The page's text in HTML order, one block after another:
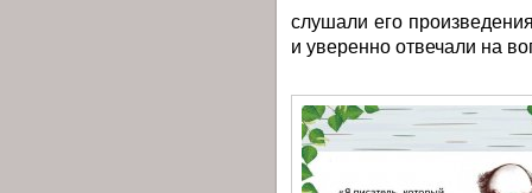
слушали его
и уверенно отвечали на